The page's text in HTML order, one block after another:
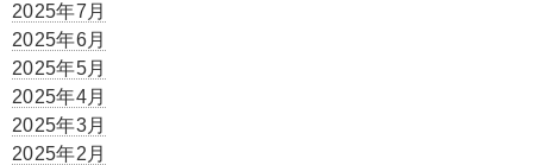
2025年7月
2025年6月
2025年5月
2025年4月
2025年3月
2025年2月